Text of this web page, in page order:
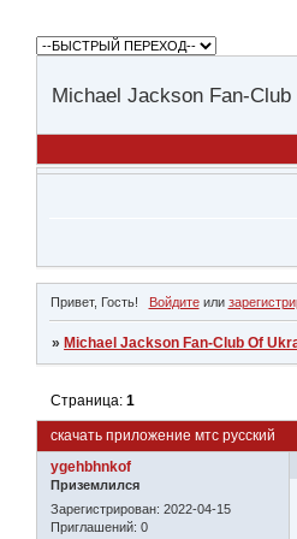
Michael Jackson Fan-
Привет, Гость! Войдитеили
» Michael Jackson Fan-Club Of
скачать приложение мтс русский
Страница:1
ygehbhnkof
Приземлился
Зарегистрирован: 2022-04-15
Приглашений: 0